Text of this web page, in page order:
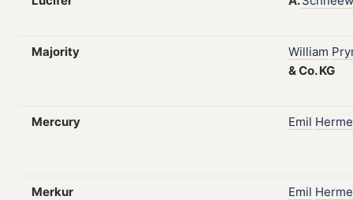
Majority William
&Co.KG
Mercury Emil
Merkur Emil